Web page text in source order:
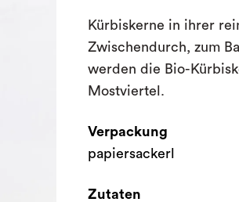
Kürbiskerne in ihrer
Zwischendurch, zum
werden die Bio-
Mostviertel.
Verpackung
papiersackerl
Zutaten